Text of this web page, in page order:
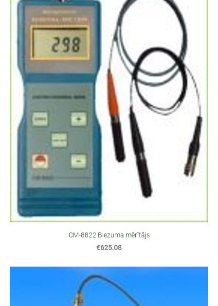
CM-8822 Biezuma mērītājs
€625.08